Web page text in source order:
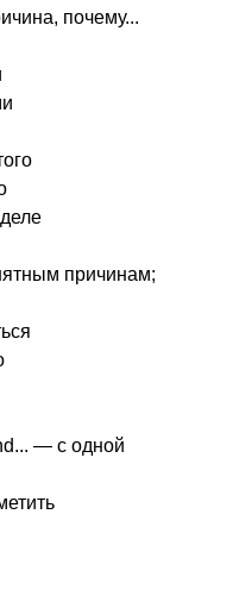
почему...
причинам;
... — с одной